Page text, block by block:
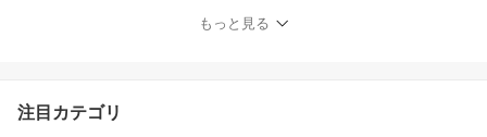
もっと見る
注目カテゴリ